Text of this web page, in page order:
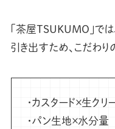
「茶屋TSUKUMO」で
引き出すため、こだわ
・カスタード×生クリ
・パン生地×水分量